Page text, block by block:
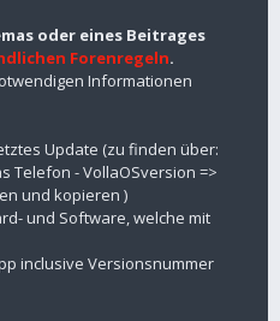
oder eines Beitrages
Forenregeln.
Informationen
Update (zu finden über:
Telefon - VollaOSversion =>
und kopieren )
und Software, welche mit
inclusive Versionsnummer